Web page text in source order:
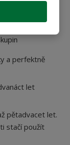
jídelním stole,
a perfektně
let
pětadvacet let.
stačí použít